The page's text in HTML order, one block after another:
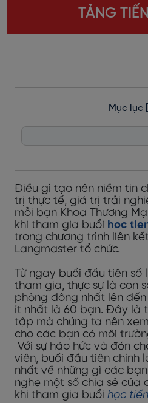
TẢNG
Mục lục
Điều gì tạo nên niềm tin
trị thực tế, giá trị trải
mỗi bạn Khoa Thương
khi tham gia buổi hoc
trong chương trình liên
Langmaster tổ chức.
Từ ngay buổi đầu tiên số
tham gia, thực sự là con
phòng đông nhất lên
ít nhất là 60 bạn. Đây là
tập mà chúng ta nên
cho các bạn có môi
Với sự háo hức và đón
viên, buổi đầu tiên chính
nhất về những gì các
nghe một số chia sẻ của
khi tham gia buổi học